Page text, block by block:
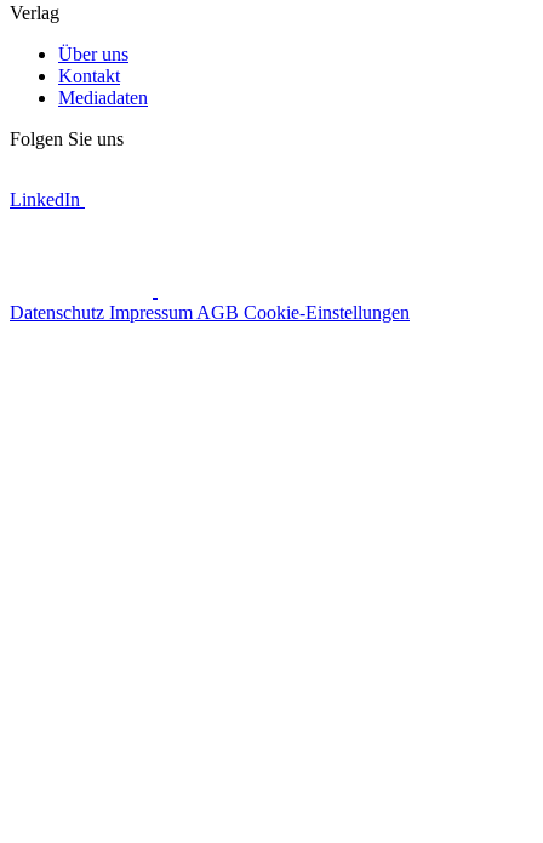
Verlag
Über uns
Kontakt
Mediadaten
Folgen Sie uns
LinkedIn
Datenschutz Impressum AGB Cookie-Einstellungen